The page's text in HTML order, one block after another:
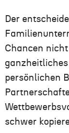
Der
Chancen
persönlichen
schwer